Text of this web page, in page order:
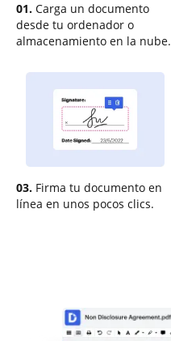
01. Carga un documento
desde tu ordenador o
almacenamiento en la nube.
03. Firma tu documento en
línea en unos pocos clics.